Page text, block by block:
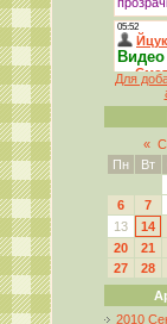
Для
«
Пн
Вт
6
7
13
14
20
21
27
28
2010